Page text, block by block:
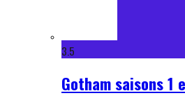
3.5
Gotham saisons